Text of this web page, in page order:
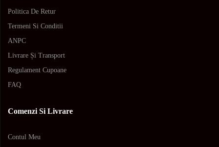
Politica De Retur
Termeni Si Conditii
ANPC
Livrare Și Transport
Regulament Cupoane
FAQ
Comenzi Si Livrare
Contul Meu